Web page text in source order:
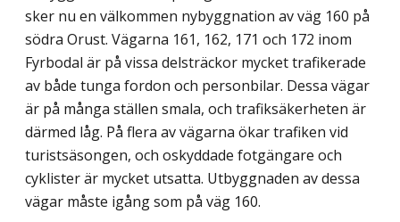
sker nu en välkommen nybygg­nation av väg 160 på
södra Orust. Vägarna 161, 162, 171 och 172 inom
Fyrbodal är på vissa delsträckor mycket trafikerade
av både tunga fordon och personbilar. Dessa vägar
är på många ställen smala, och trafiksäkerheten är
därmed låg. På flera av vägarna ökar trafiken vid
turistsäsongen, och oskyddade fotgängare och
cyklister är mycket utsatta. Utbyggnaden av dessa
vägar måste igång som på väg 160.